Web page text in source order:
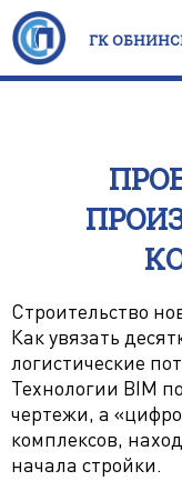
ГК
Строительство
Как увязать
логистические
Технологии BIM
чертежи, а
комплексов,
начала стройки.